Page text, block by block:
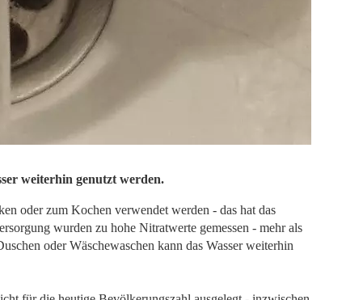
weiterhin genutzt werden.
oder zum Kochen verwendet werden - das hat das
wurden zu hohe Nitratwerte gemessen - mehr als
oder Wäschewaschen kann das Wasser weiterhin